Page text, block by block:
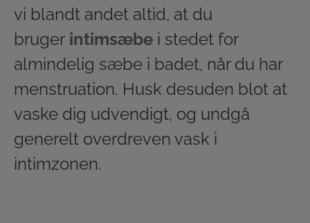
vi blandt andet altid, at du
bruger intimsæbe i stedet for
almindelig sæbe i badet, når du har
menstruation. Husk desuden blot at
vaske dig udvendigt, og undgå
generelt overdreven vask i
intimzonen.